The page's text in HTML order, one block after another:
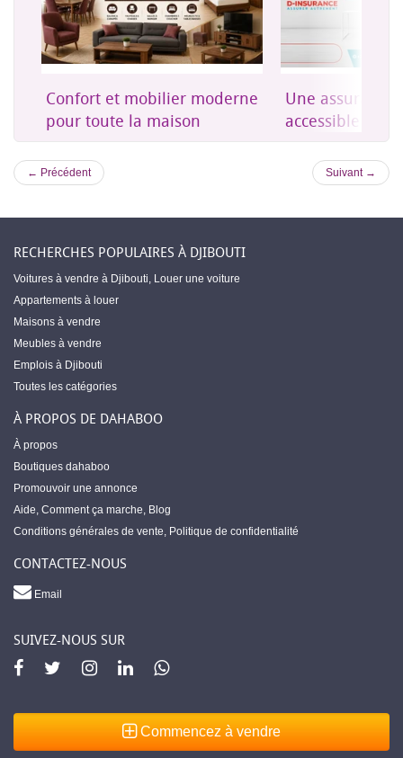
Confort et mobilier moderne
pour toute la maison
Une
accessible à
← Précédent Suivant →
RECHERCHES POPULAIRES À DJIBOUTI
Voitures à vendre à Djibouti, Louer une voiture
Appartements à louer
Maisons à vendre
Meubles à vendre
Emplois à Djibouti
Toutes les catégories
À PROPOS DE DAHABOO
À propos
Boutiques dahaboo
Promouvoir une annonce
Aide, Comment ça marche, Blog
Conditions générales de vente, Politique de confidentialité
CONTACTEZ-NOUS
Email
SUIVEZ-NOUS SUR
Commencez à vendre